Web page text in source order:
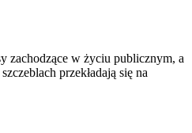
zachodzące w życiu publicznym, a
przekładają się na